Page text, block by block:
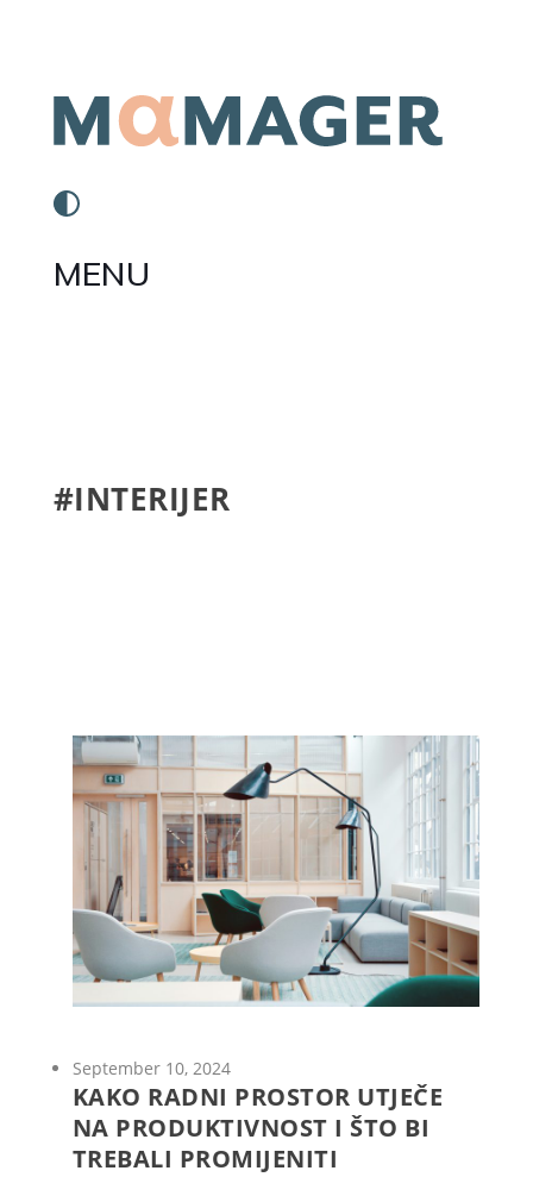
MENU
#INTERIJER
September 10, 2024
KAKO RADNI PROSTOR UTJEČE
NA PRODUKTIVNOST I ŠTO BI
TREBALI PROMIJENITI